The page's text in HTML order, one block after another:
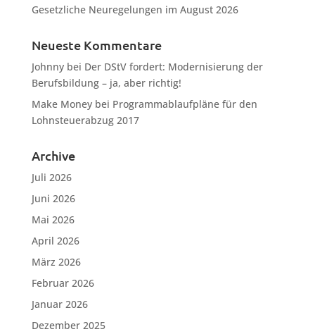
Gesetzliche Neuregelungen im August 2026
Neueste Kommentare
Johnnybei Der DStV fordert: Modernisierung der
Berufsbildung – ja, aber richtig!
Make Moneybei Programmablaufpläne für den
Lohnsteuerabzug 2017
Archive
Juli 2026
Juni 2026
Mai 2026
April 2026
März 2026
Februar 2026
Januar 2026
Dezember 2025